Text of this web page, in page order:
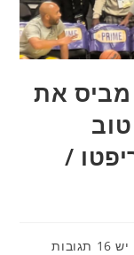
מביס את
/
יש 16 תגובות